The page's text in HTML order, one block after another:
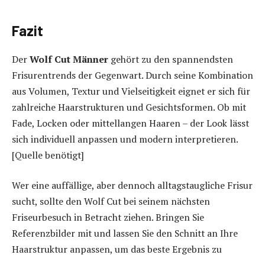
Fazit
DerWolf Cut Männer gehört zu den spannendsten
Frisurentrends der Gegenwart. Durch seine Kombination
aus Volumen, Textur und Vielseitigkeit eignet er sich für
zahlreiche Haarstrukturen und Gesichtsformen. Ob mit
Fade, Locken oder mittellangen Haaren – der Look lässt
sich individuell anpassen und modern interpretieren.
[Quelle benötigt]
Wer eine auffällige, aber dennoch alltagstaugliche Frisur
sucht, sollte den Wolf Cut bei seinem nächsten
Friseurbesuch in Betracht ziehen. Bringen Sie
Referenzbilder mit und lassen Sie den Schnitt an Ihre
Haarstruktur anpassen, um das beste Ergebnis zu